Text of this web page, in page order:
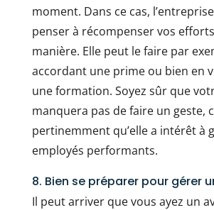
moment. Dans ce cas,
penser à récompenser vos
manière. Elle peut le faire par
accordant une prime ou bien en
une formation. Soyez sûr que
manquera pas de faire un geste,
pertinemment qu’elle a intérêt à
employés performants.
8. Bien se préparer pour gérer
Il peut arriver que vous ayez un